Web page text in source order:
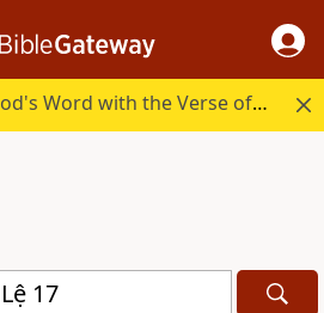
Start your day in God's Word with the Verse of the Day.